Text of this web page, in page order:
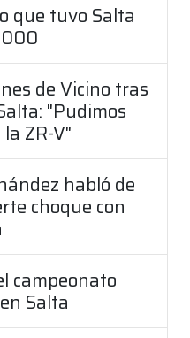
que tuvo Salta
de Vicino tras
"Pudimos
ZR-V"
habló de
choque con
campeonato
Salta